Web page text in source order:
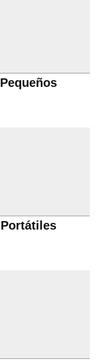
Pequeños
Portátiles